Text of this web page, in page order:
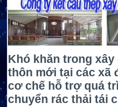
Khó khăn trong
thôn mới tại các xã
cơ chế hỗ trợ quá
chuyển rác thải tái